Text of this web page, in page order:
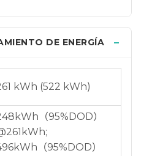
DE ENERGÍA
kWh (522 kWh)
（95%DOD）
（95%DOD）